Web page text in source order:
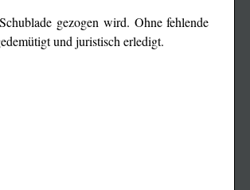
gezogen wird. Ohne fehlende
und juristisch erledigt.